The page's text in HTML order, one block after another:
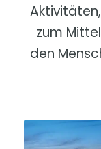
zum
den